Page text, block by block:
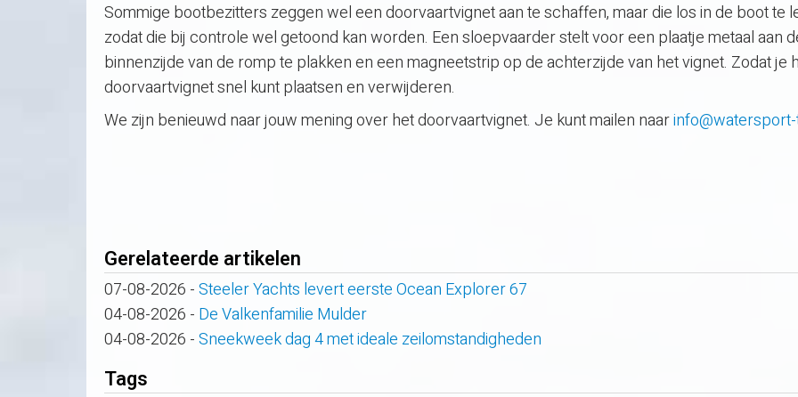
Sommige bootbezitters zeggen wel een doorvaartvignet aan te schaffen, maar die los in de boot te
zodat die bij controle wel getoond kan worden. Een sloepvaarder stelt voor een plaatje metaal aan
binnenzijde van de romp te plakken en een magneetstrip op de achterzijde van het vignet. Zodat je
doorvaartvignet snel kunt plaatsen en verwijderen.
We zijn benieuwd naar jouw mening over het doorvaartvignet. Je kunt mailen naar
Gerelateerde artikelen
07-08-2026 -Steeler Yachts levert eerste Ocean Explorer 67
04-08-2026 - De Valkenfamilie Mulder
04-08-2026 -Sneekweek dag 4 met ideale zeilomstandigheden
Tags